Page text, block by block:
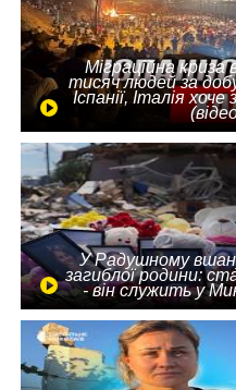
Міграційна криза
тисяч людей за
Іспанії, Італія
У Радушному
загиблої родини:
- він служить у